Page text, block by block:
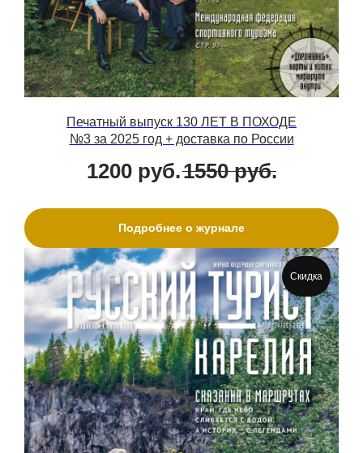
Печатный выпуск 130 ЛЕТ В ПОХОДЕ
№3 за 2025 год + доставка по России
1200 руб.1550 руб.
Подробнее о журнале
Скидка